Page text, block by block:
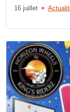
16 juillet